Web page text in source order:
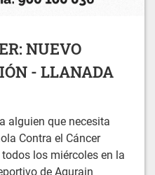
NUEVO
- LLANADA
alguien que necesita
Contra el Cáncer
los miércoles en la
de Agurain